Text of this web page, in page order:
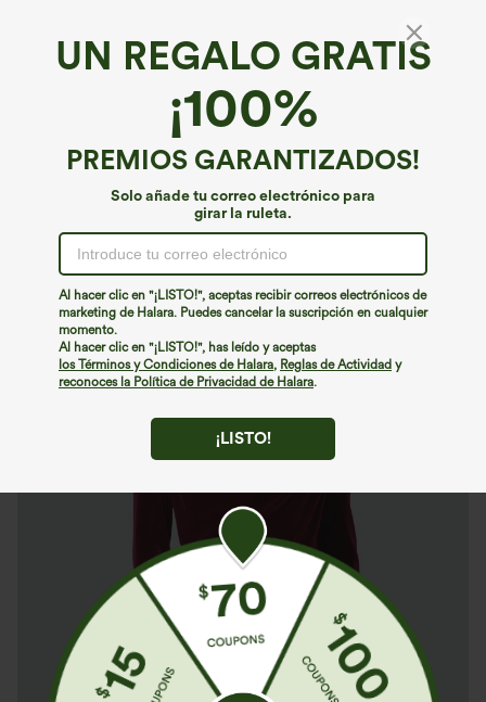
UN REGALO GRATIS
¡100%
PREMIOS GARANTIZADOS!
Solo añade tu correo electrónico para
girar la ruleta.
Al hacer clic en "¡LISTO!", aceptas recibir correos electrónicos de
marketing de Halara. Puedes cancelar la suscripción en cualquier
momento.
Al hacer clic en "¡LISTO!", has leído y aceptas
los Términos y Condiciones de Halara, Reglas de Actividad y
reconoces la Política de Privacidad de Halara.
¡LISTO!
Body de trabajo de terciopelo con escote
drapeado y mangas largas
€31,95 EUR